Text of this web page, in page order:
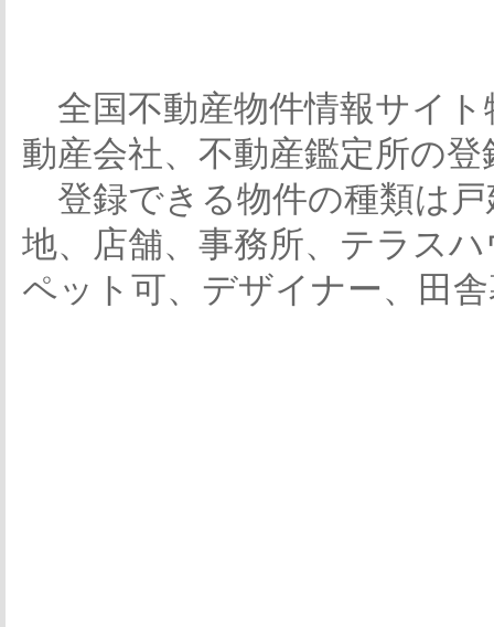
全国不動産物件情報サイト
動産会社、不動産鑑定所の
登録できる物件の種類は
地、店舗、事務所、テラス
ペット可、デザイナー、田